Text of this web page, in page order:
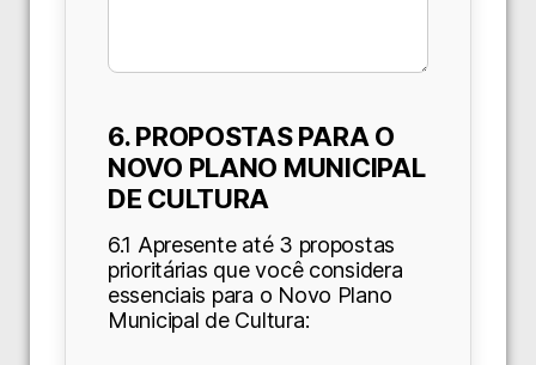
6. PROPOSTAS PARA O
NOVO PLANO MUNICIPAL
DE CULTURA
6.1 Apresente até 3 propostas
prioritárias que você considera
essenciais para o Novo Plano
Municipal de Cultura: